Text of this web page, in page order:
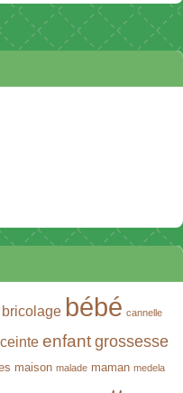
bricolage bébé cannelle
enfant grossesse
maison malade maman medela